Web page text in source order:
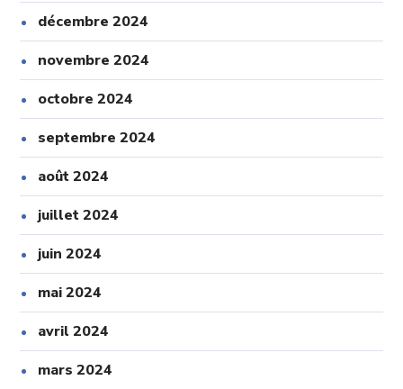
décembre 2024
novembre 2024
octobre 2024
septembre 2024
août 2024
juillet 2024
juin 2024
mai 2024
avril 2024
mars 2024